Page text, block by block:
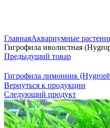
ГлавнаяАквариумные
Гигрофила иволистная
Предыдущий товар
Гигрофила лимонник
Вернуться к продукции
Следующий продукт